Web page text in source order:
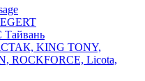
Тайвань
KING TONY,
ROCKFORCE, Licota,